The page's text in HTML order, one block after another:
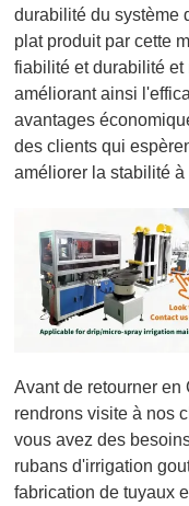
durabilité du système
plat produit par cette
fiabilité et durabilité
améliorant ainsi
avantages
des clients qui
améliorer la stabilité
Avant de retourner
rendrons visite à nos
vous avez des
rubans d'irrigation
fabrication de tuyaux